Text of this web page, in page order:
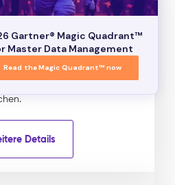
Überwachung
die Nutzung integrierter
Drittanbietern bietet es
in die Datenqualität und -
die Entscheidungsprozesse
Details
Gartner® Magic Quadrant™
Master Data Management
Read the Magic Quadrant™ now